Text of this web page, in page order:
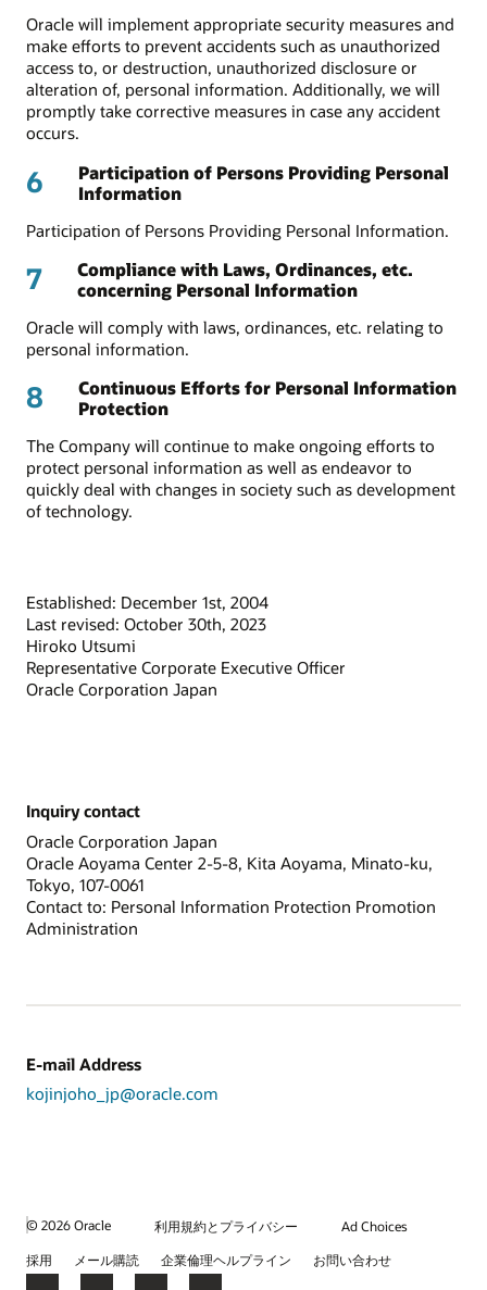
Oracle will implement appropriate security measures and
make efforts to prevent accidents such as unauthorized
access to, or destruction, unauthorized disclosure or
alteration of, personal information. Additionally, we will
promptly take corrective measures in case any accident
occurs.
6
Participation of Persons Providing Personal
Information
Participation of Persons Providing Personal Information.
7
Compliance with Laws, Ordinances, etc.
concerning Personal Information
Oracle will comply with laws, ordinances, etc. relating to
personal information.
8
Continuous Efforts for Personal Information
Protection
The Company will continue to make ongoing efforts to
protect personal information as well as endeavor to
quickly deal with changes in society such as development
of technology.
Established: December 1st, 2004
Last revised: October 30th, 2023
Hiroko Utsumi
Representative Corporate Executive Officer
Oracle Corporation Japan
Inquiry contact
Oracle Corporation Japan
Oracle Aoyama Center 2-5-8, Kita Aoyama, Minato-ku,
Tokyo, 107-0061
Contact to: Personal Information Protection Promotion
Administration
E-mail Address
kojinjoho_jp@oracle.com
© 2026 Oracle 利用規約とプライバシー
Ad Choices
採用
メール購読 企業倫理ヘルプライン お問い合わせ